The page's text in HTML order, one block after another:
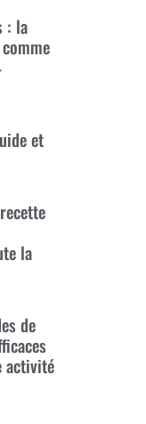
: la
et
la
de
activité